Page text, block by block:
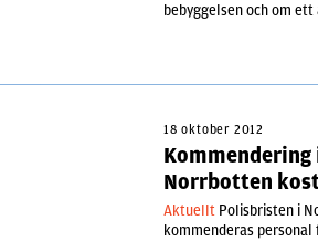
bebyggelsen och om
18 oktober 2012
Kommendering
Norrbotten
Aktuellt Polisbristen i
kommenderas personal